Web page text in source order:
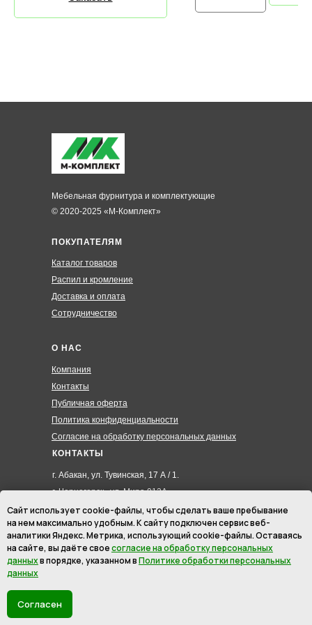
ПОКУПАТЕЛЯМ
Каталог товаров
Распил и кромление
Доставка и оплата
Сотрудничество
О НАС
Компания
Контакты
Публичная оферта
Политика конфиденциальности
Согласие на обработку персональных данных
КОНТАКТЫ
г. Абакан, ул. Тувинская, 17 А / 1.
г. Черногорск , ул. Мира 012А
8 (3902) 285-171
8 (908) 326-24-00
8 (902) 467-09-70
hmk19@mail.ru
© 2020-2025 «М-Комплект»
ОГРНИП: 310190333700022
Мебельная фурнитура и комплектующие
Сайт использует cookie-файлы, чтобы сделать ваше пребывание
на нем максимально удобным. К cайту подключен сервис веб-
аналитики Яндекс. Метрика, использующий cookie-файлы. Оставаясь
на сайте, вы даёте своесогласие на обработку персональных
данныхв порядке, указанном вПолитике обработки персональных
данных
Согласен